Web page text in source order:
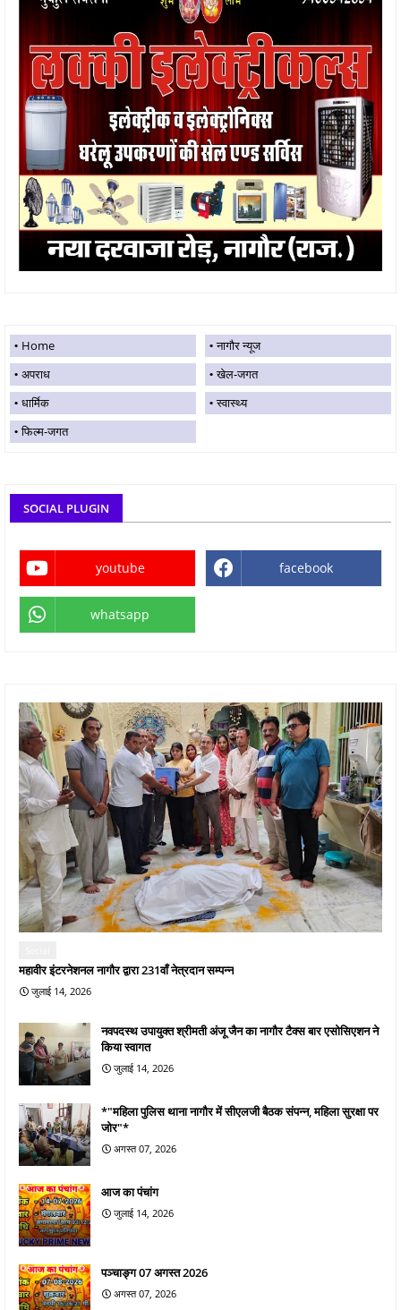
Home
नागौर न्यूज
अपराध
खेल-जगत
धार्मिक
स्वास्थ्य
फिल्म-जगत
SOCIAL PLUGIN
youtube facebook
whatsapp
महावीर इंटरनेशनल नागौर द्वारा 231वाँ नेत्रदान सम्पन्न
जुलाई 14, 2026
नवपदस्थ उपायुक्त श्रीमती अंजू जैन का नागौर टैक्स बार एसोसिएशन ने
किया स्वागत
जुलाई 14, 2026
*"महिला पुलिस थाना नागौर में सीएलजी बैठक संपन्न, महिला सुरक्षा पर
जोर"*
अगस्त 07, 2026
आज का पंचांग
जुलाई 14, 2026
पञ्चाङ्ग 07 अगस्त 2026
अगस्त 07, 2026